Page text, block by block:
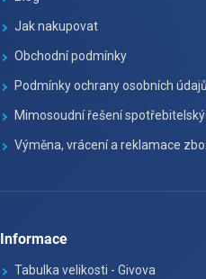
Jak nakupovat
Obchodní podmínky
Podmínky ochrany osobních údajů
Mimosoudní řešení
Výměna, vrácení a reklamace
Informace
Tabulka velikosti - Givova